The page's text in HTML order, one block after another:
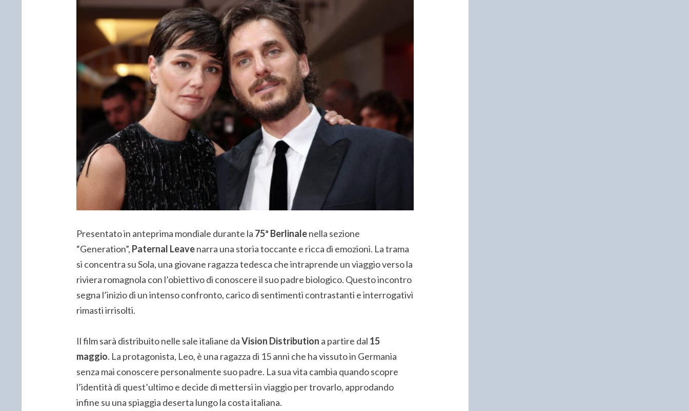
Presentato in anteprima mondiale durante la 75ª Berlinalenella sezione
“Generation”, Paternal Leavenarra una storia toccante e ricca di emozioni. La trama
si concentra su Sola, una giovane ragazza tedesca che intraprende un viaggio verso la
riviera romagnola con l’obiettivo di conoscere il suo padre biologico. Questo incontro
segna l’inizio di un intenso confronto, carico di sentimenti contrastanti e interrogativi
rimasti irrisolti.
Il film sarà distribuito nelle sale italiane daVision Distribution a partire dal 15
maggio. La protagonista, Leo, è una ragazza di 15 anni che ha vissuto in Germania
senza mai conoscere personalmente suo padre. La sua vita cambia quando scopre
l’identità di quest’ultimo e decide di mettersi in viaggio per trovarlo, approdando
infine su una spiaggia deserta lungo la costa italiana.